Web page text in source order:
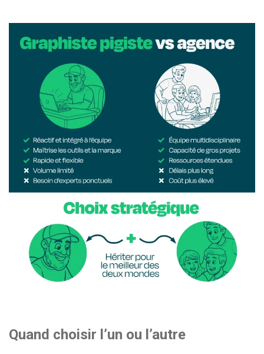
Quand choisir l’un ou l’autre